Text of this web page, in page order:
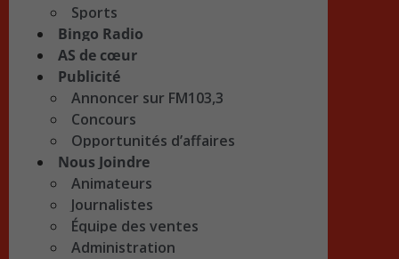
Sports
Bingo Radio
AS de cœur
Publicité
Annoncer sur FM103,3
Concours
Opportunités d’affaires
Nous Joindre
Animateurs
Journalistes
Équipe des ventes
Administration